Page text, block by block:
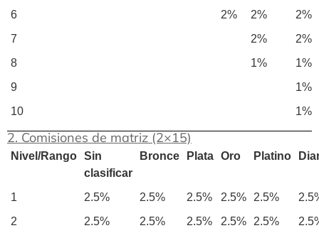
6
2% 2%
2%
7
2%
2%
8
1%
1%
9
1%
10
1%
2. Comisiones de matriz (2×15)
Nivel/Rango Sin
clasificar
Bronce Plata Oro Platino
1 2.5% 2.5% 2.5% 2.5% 2.5%
2
2.5% 2.5% 2.5% 2.5% 2.5%